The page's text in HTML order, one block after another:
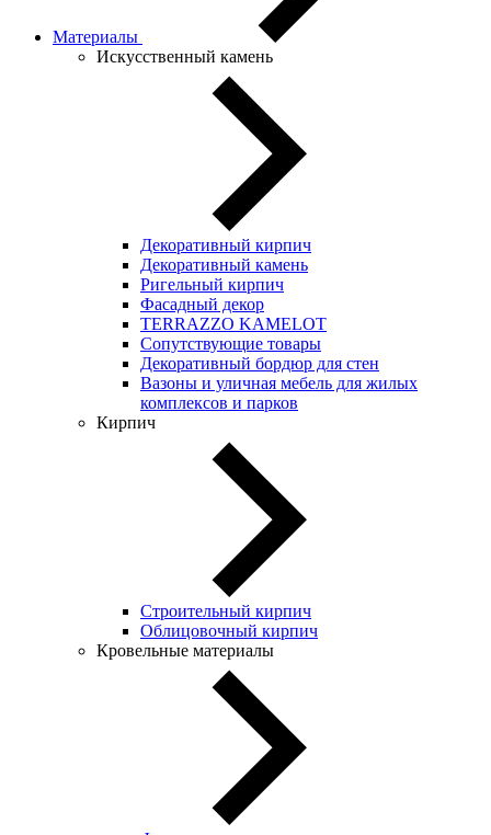
Материалы
Искусственный камень
Декоративный кирпич
Декоративный камень
Ригельный кирпич
Фасадный декор
TERRAZZO KAMELOT
Сопутствующие товары
Декоративный бордюр для стен
Вазоны и уличная мебель для жилых
комплексов и парков
Кирпич
Строительный кирпич
Облицовочный кирпич
Кровельные материалы